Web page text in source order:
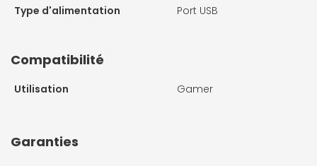
Type d'alimentation Port USB
Compatibilité
Utilisation Gamer
Garanties